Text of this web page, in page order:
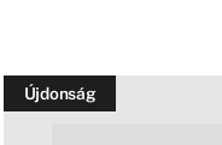
Újdonság